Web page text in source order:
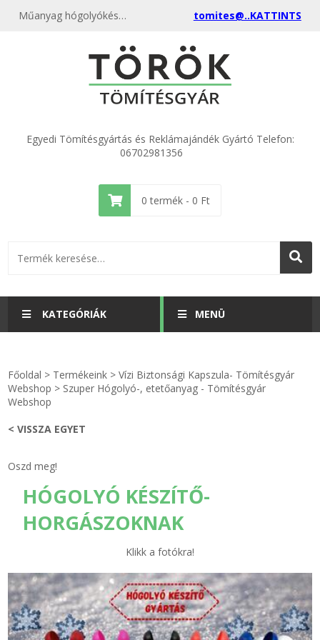
Műanyag hógolyókészítő, különböző színben gyártótól akciósan tomites@..KATTINTS
Egyedi Tömítésgyártás és Reklámajándék Gyártó Telefon:
06702981356
0 termék - 0 Ft
KATEGÓRIÁK
KULCSTARTÓ - KULCSKARIKA
GÉPÉSZET-PÉBÉ-gáz - KÉSZLETEK
IPARI KARIMA TÖMÍTÉS
GUMILEMEZ - FILC - HÓTOLÓ
TÖMÍTŐ ZSINÓR - RAGASZTÓ
MENÜ
videók
Rólunk
Egyedi gyártás
Kapcsolat
ÁSZF
Főoldal > Termékeink >Vízi Biztonsági Kapszula- Tömítésgyár
Webshop > Szuper Hógolyó-, etetőanyag - Tömítésgyár
Webshop
< VISSZA EGYET
Oszd meg!
HÓGOLYÓ KÉSZÍTŐ-
HORGÁSZOKNAK
Klikk a fotókra!